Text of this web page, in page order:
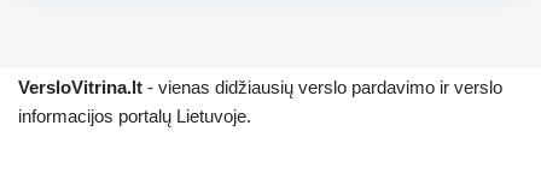
VersloVitrina.lt - vienas didžiausių verslo pardavimo ir verslo
informacijos portalų Lietuvoje.